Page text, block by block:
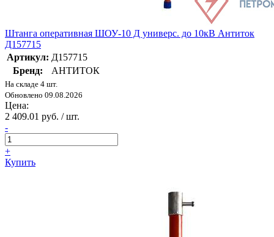
Штанга оперативная ШОУ-10 Д универс. до 10кВ Антиток
Д157715
Артикул: Д157715
Бренд:
АНТИТОК
На складе 4 шт.
Обновлено 09.08.2026
Цена:
2 409.01 руб. / шт.
-
+
Купить